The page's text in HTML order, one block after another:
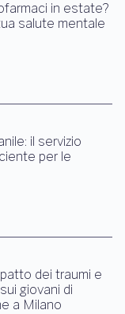
in estate?
salute mentale
il servizio
per le
dei traumi e
giovani di
a Milano